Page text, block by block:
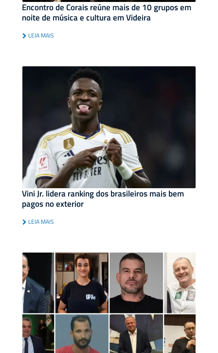
Encontro de Corais reúne mais de 10 grupos em
noite de música e cultura em Videira
LEIA MAIS
Vini Jr. lidera ranking dos brasileiros mais bem
pagos no exterior
LEIA MAIS